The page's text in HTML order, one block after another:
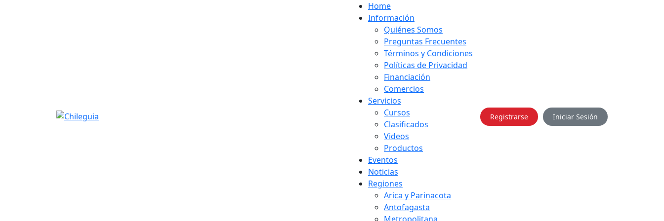
Home
Información
Quiénes Somos
Preguntas Frecuentes
Términos y Condiciones
Políticas de Privacidad
Financiación
Comercios
Servicios
Cursos
Clasificados
Videos
Productos
Eventos
Noticias
Regiones
Arica y Parinacota
Antofagasta
Registrarse Iniciar Sesión